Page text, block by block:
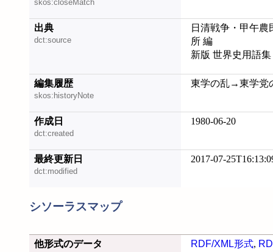
skos:closeMatch
出典
dct:source
日清戦争・甲午農
所 編
新版 世界史用語
編集履歴
skos:historyNote
東学の乱→東学党
作成日
dct:created
1980-06-20
最終更新日
dct:modified
2017-07-
シソーラスマップ
他形式のデータ RDF/XML形式,